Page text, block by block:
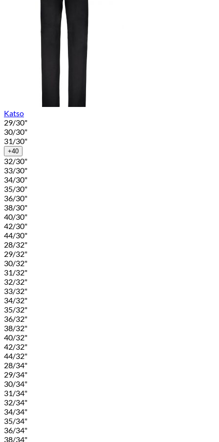
Katso
29/30"
30/30"
31/30"
+40
32/30"
33/30"
34/30"
35/30"
36/30"
38/30"
40/30"
42/30"
44/30"
28/32"
29/32"
30/32"
31/32"
32/32"
33/32"
34/32"
35/32"
36/32"
38/32"
40/32"
42/32"
44/32"
28/34"
29/34"
30/34"
31/34"
32/34"
34/34"
35/34"
36/34"
38/34"